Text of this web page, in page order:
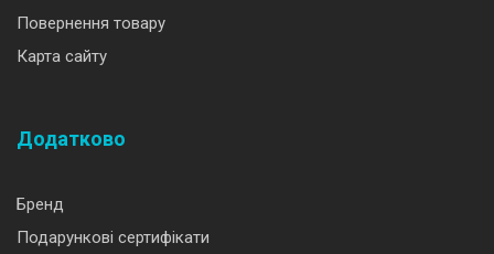
Повернення товару
Карта сайту
Додатково
Бренд
Подарункові сертифікати